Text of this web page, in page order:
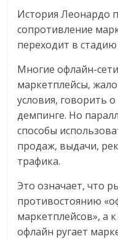
История Леонардо
сопротивление
переходит в
Многие офлайн-
маркетплейсы,
условия, говорить
демпинге. Но
способы
продаж, выдачи,
трафика.
Это означает, что
противостоянию
маркетплейсов», а
офлайн ругает